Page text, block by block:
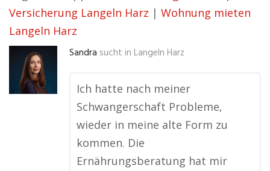
Versicherung Langeln Harz | Wohnung mieten
Langeln Harz
Sandra sucht in Langeln Harz
Ich hatte nach meiner
Schwangerschaft Probleme,
wieder in meine alte Form zu
kommen. Die
Ernährungsberatung hat mir